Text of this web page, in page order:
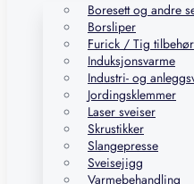
Boresett og andre
Borsliper
Furick / Tig tilbehør
Induksjonsvarme
Industri- og
Jordingsklemmer
Laser sveiser
Skrustikker
Slangepresse
Sveisejigg
Varmebehandling